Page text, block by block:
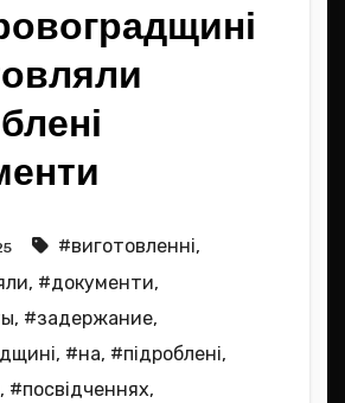
#виготовленні,
, #документи,
, #задержание,
, #на, #підроблені,
, #посвідченнях,